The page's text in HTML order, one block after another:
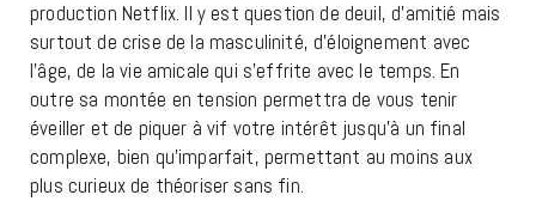
production Netflix. Il y est question de deuil, d’amitié mais
surtout de crise de la masculinité, d’éloignement avec
l’âge, de la vie amicale qui s’effrite avec le temps. En
outre sa montée en tension permettra de vous tenir
éveiller et de piquer à vif votre intérêt jusqu’à un final
complexe, bien qu’imparfait, permettant au moins aux
plus curieux de théoriser sans fin.